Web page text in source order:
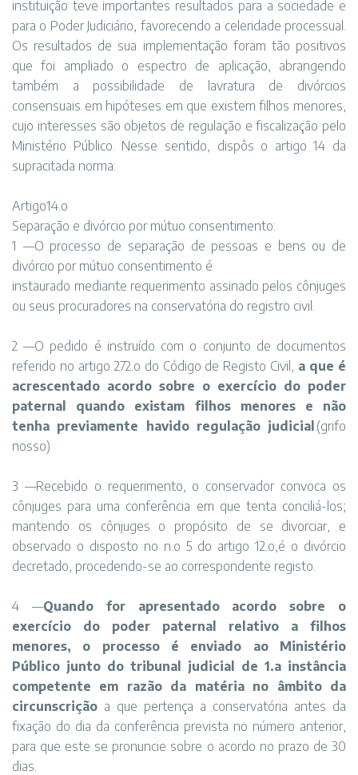
instituição teve importantes resultados para a sociedade e
para o Poder Judiciário, favorecendo a celeridade processual.
Os resultados de sua implementação foram tão positivos
que foi ampliado o espectro de aplicação, abrangendo
também a possibilidade de lavratura de divórcios
consensuais em hipóteses em que existem filhos menores,
cujo interesses são objetos de regulação e fiscalização pelo
Ministério Público. Nesse sentido, dispôs o artigo 14 da
supracitada norma:
Artigo14.o
Separação e divórcio por mútuo consentimento:
1 —O processo de separação de pessoas e bens ou de
divórcio por mútuo consentimento é
instaurado mediante requerimento assinado pelos cônjuges
ou seus procuradores na conservatória do registro civil.
2 —O pedido é instruído com o conjunto de documentos
referido no artigo 272.o do Código de Registo Civil, a que é
acrescentado acordo sobre o exercício do poder
paternal quando existam filhos menores e não
tenha previamente havido regulação judicial .(grifo
nosso)
3 —Recebido o requerimento, o conservador convoca os
cônjuges para uma conferência em que tenta conciliá-los;
mantendo os cônjuges o propósito de se divorciar, e
observado o disposto no n.o 5 do artigo 12.o,é o divórcio
decretado, procedendo-se ao correspondente registo.
4 —Quando for apresentado acordo sobre o
exercício do poder paternal relativo a filhos
menores, o processo é enviado ao Ministério
Público junto do tribunal judicial de 1.a instância
competente em razão da matéria no âmbito da
circunscrição a que pertença a conservatória antes da
fixação do dia da conferência prevista no número anterior,
para que este se pronuncie sobre o acordo no prazo de 30
dias.